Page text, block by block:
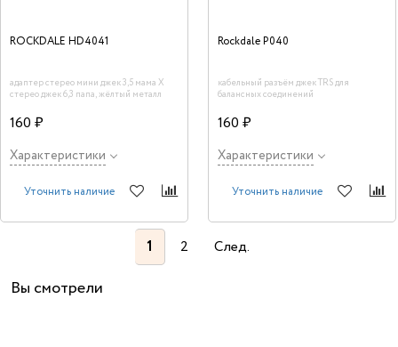
ROCKDALE HD4041
адаптер стерео мини джек 3,5 мама Х
стерео джек 6,3 папа, жёлтый металл
160 ₽
Характеристики
Уточнить наличие
Rockdale P040
кабельный разъём джек TRS для
балансных соединений
160 ₽
Характеристики
Уточнить наличие
1 2 След.
Вы смотрели